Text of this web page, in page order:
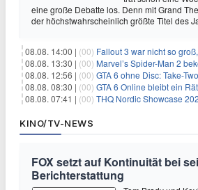
eine große Debatte los. Denn mit Grand
der höchstwahrscheinlich größte Titel des
08.08. 14:00 | (00) Fallout 3 war nicht so groß, wie
08.08. 13:30 | (00) Marvel’s Spider-Man 2 bekommt überraschendes
08.08. 12:56 | (00) GTA 6 ohne Disc: Take-Two erklärt die
08.08. 08:30 | (00) GTA 6 Online bleibt ein Rätsel –
08.08. 07:41 | (00) THQ Nordic Showcase 2026 –
KINO/TV-NEWS
FOX setzt auf Kontinuität bei
Berichterstattung